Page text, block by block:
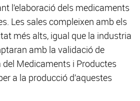
l’elaboració dels medicaments
Les sales compleixen amb els
més alts, igual que la industria
amb la validació de
del Medicaments i Productes
a la producció d’aquestes